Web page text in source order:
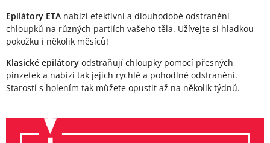
Epilátory ETA nabízí efektivní a dlouhodobé odstranění
chloupků na různých partiích vašeho těla. Užívejte si hladkou
pokožku i několik měsíců!
Klasické epilátory odstraňují chloupky pomocí přesných
pinzetek a nabízí tak jejich rychlé a pohodlné odstranění.
Starosti s holením tak můžete opustit až na několik týdnů.